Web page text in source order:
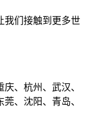
我们接触到更多世
、杭州、武汉、
、沈阳、青岛、